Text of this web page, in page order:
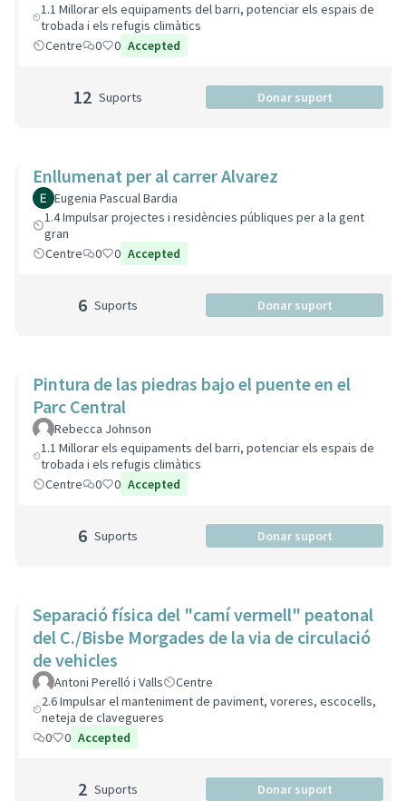
1.1 Millorar els equipaments del barri, potenciar els espais de
trobada i els refugis climàtics
Centre
0 0 Accepted
12 Suports Donar suport
Enllumenat per al carrer Alvarez
Eugenia Pascual Bardia
1.4 Impulsar projectes i residències públiques per a la gent
gran
Centre
0 0 Accepted
6 Suports Donar suport
Pintura de las piedras bajo el puente en el
Parc Central
Rebecca Johnson
1.1 Millorar els equipaments del barri, potenciar els espais de
trobada i els refugis climàtics
Centre
0 0 Accepted
6 Suports Donar suport
Separació física del "camí vermell" peatonal
del C./Bisbe Morgades de la via de circulació
de vehicles
Antoni Perelló i Valls
Centre
2.6 Impulsar el manteniment de paviment, voreres, escocells,
neteja de clavegueres
0
0 Accepted
2 Suports Donar suport